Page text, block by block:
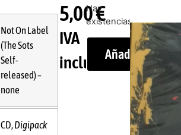
Not On Label
(The Sots
Self-
released) –
none
CD,Digipack
5,00€
IVA
incluido
Hay
existencias
Añadir al carrito